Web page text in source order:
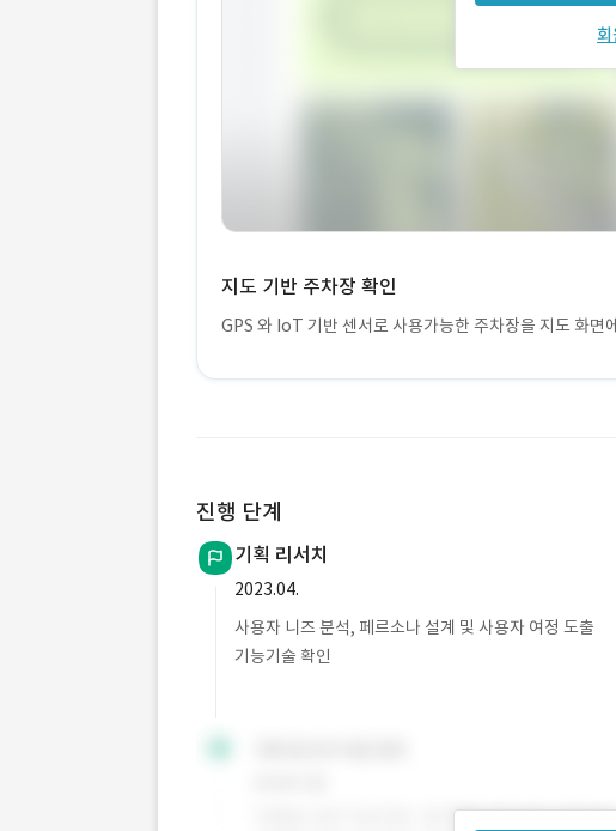
지도 기반 주차장 확인
GPS 와 IoT 기반 센서로 사용가능한 주차장을 지도 화면
진행 단계
기획 리서치
2023.04.
사용자 니즈 분석, 페르소나 설계 및 사용자 여정 도출
기능기술 확인